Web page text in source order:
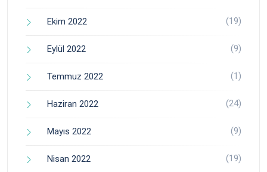
Ekim 2022 (19)
Eylül 2022 (9)
Temmuz 2022 (1)
Haziran 2022 (24)
Mayıs 2022 (9)
Nisan 2022 (19)